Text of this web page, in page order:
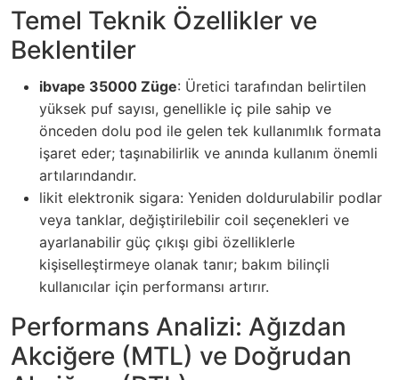
Temel Teknik Özellikler ve
Beklentiler
ibvape 35000 Züge: Üretici tarafından belirtilen
yüksek puf sayısı, genellikle iç pile sahip ve
önceden dolu pod ile gelen tek kullanımlık formata
işaret eder; taşınabilirlik ve anında kullanım önemli
artılarındandır.
likit elektronik sigara: Yeniden doldurulabilir podlar
veya tanklar, değiştirilebilir coil seçenekleri ve
ayarlanabilir güç çıkışı gibi özelliklerle
kişiselleştirmeye olanak tanır; bakım bilinçli
kullanıcılar için performansı artırır.
Performans Analizi: Ağızdan
Akciğere (MTL) ve Doğrudan